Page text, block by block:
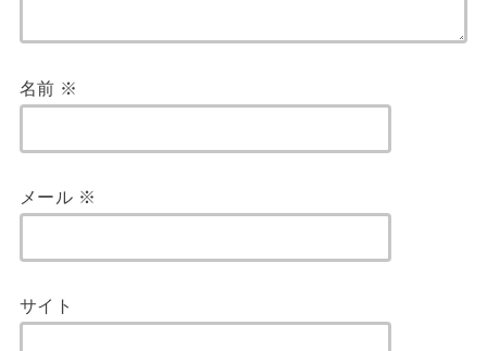
名前 ※
メール ※
サイト